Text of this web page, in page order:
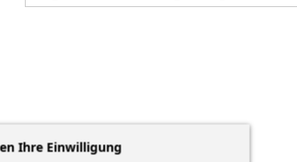
Ihre Einwilligung